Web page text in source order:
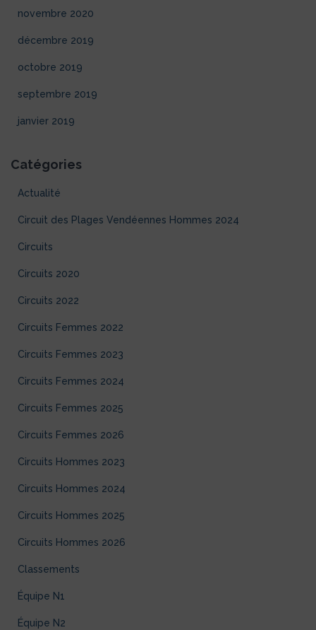
novembre 2020
décembre 2019
octobre 2019
septembre 2019
janvier 2019
Catégories
Actualité
Circuit des Plages Vendéennes Hommes 2024
Circuits
Circuits 2020
Circuits 2022
Circuits Femmes 2022
Circuits Femmes 2023
Circuits Femmes 2024
Circuits Femmes 2025
Circuits Femmes 2026
Circuits Hommes 2023
Circuits Hommes 2024
Circuits Hommes 2025
Circuits Hommes 2026
Classements
Équipe N1
Équipe N2